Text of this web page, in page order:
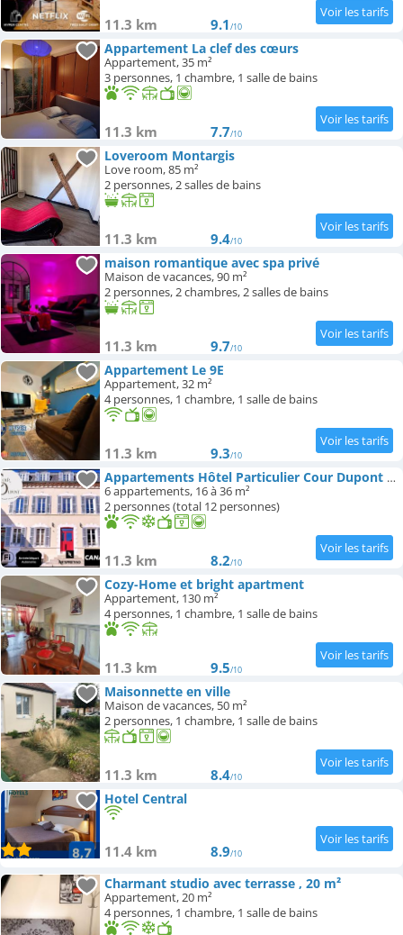
11.3 km 9.1/10
Appartement La clef des cœurs
Appartement, 35 m²
3 personnes, 1 chambre, 1 salle de bains
11.3 km 7.7/10
Loveroom Montargis
Love room, 85 m²
2 personnes, 2 salles de bains
11.3 km 9.4/10
maison romantique avec spa privé
Maison de vacances, 90 m²
2 personnes, 2 chambres, 2 salles de bains
11.3 km 9.7/10
Appartement Le 9E
Appartement, 32 m²
4 personnes, 1 chambre, 1 salle de bains
11.3 km 9.3/10
Appartements Hôtel Particulier Cour Dupont - Résidence en Autonomie
6 appartements, 16 à 36 m²
2 personnes (total 12 personnes)
11.3 km 8.2/10
Cozy-Home et bright apartment
Appartement, 130 m²
4 personnes, 1 chambre, 1 salle de bains
11.3 km 9.5/10
Maisonnette en ville
Maison de vacances, 50 m²
2 personnes, 1 chambre, 1 salle de bains
11.3 km 8.4/10
Hotel Central
11.4 km 8.9/10
Charmant studio avec terrasse , 20 m²
Appartement, 20 m²
4 personnes, 1 chambre, 1 salle de bains